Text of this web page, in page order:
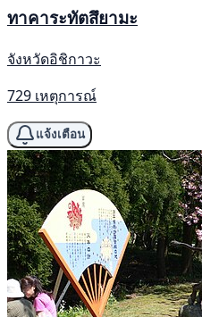
ทาคาระทัตสึยามะ
จังหวัดอิชิกาวะ
729 เหตุการณ์
แจ้งเตือน